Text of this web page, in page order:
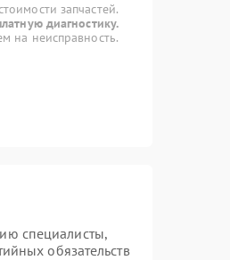
запчастей.
диагностику.
на неисправность.
специалисты,
обязательств